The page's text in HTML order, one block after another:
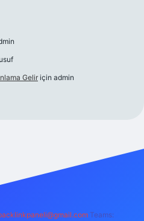
Gelir için admin
Teams: